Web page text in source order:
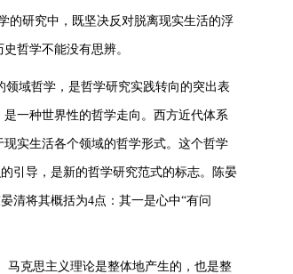
的研究中，既坚决反对脱离现实生活的浮
哲学不能没有思辨。
领域哲学，是哲学研究实践转向的突出表
一种世界性的哲学走向。西方近代体系
实生活各个领域的哲学形式。这个哲学
引导，是新的哲学研究范式的标志。陈晏
清将其概括为4点：其一是心中“有问
马克思主义理论是整体地产生的，也是整